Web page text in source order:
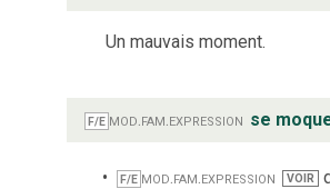
Un mauvais moment.
F/E mod.fam.expression se
F/E mod.fam.expression VOIR